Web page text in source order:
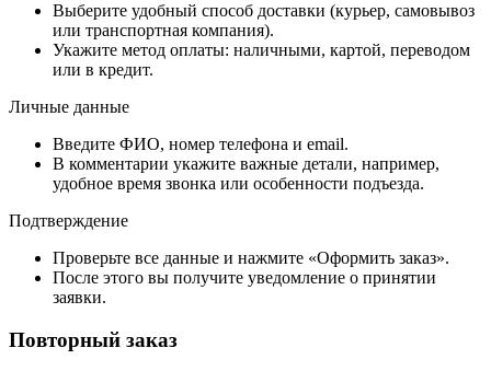
Выберите удобный способ доставки (курьер, самовывоз
или транспортная компания).
Укажите метод оплаты: наличными, картой, переводом
или в кредит.
Личные данные
Введите ФИО, номер телефона и email.
В комментарии укажите важные детали, например,
удобное время звонка или особенности подъезда.
Подтверждение
Проверьте все данные и нажмите «Оформить заказ».
После этого вы получите уведомление о принятии
заявки.
Повторный заказ